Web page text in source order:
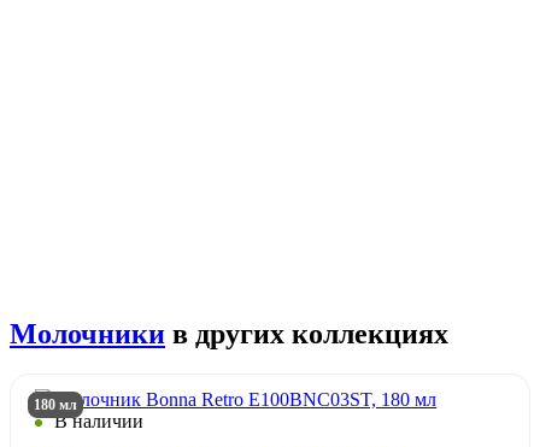
Молочники в других коллекциях
180 мл
В наличии